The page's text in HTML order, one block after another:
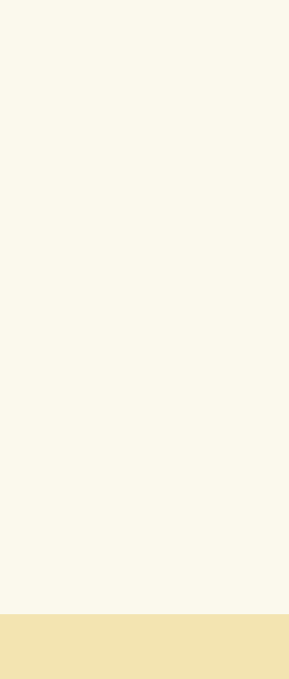
sistema. Es posible
correctamente.
sitio web. Almacenan
es agregada y, por lo
para sus intereses en